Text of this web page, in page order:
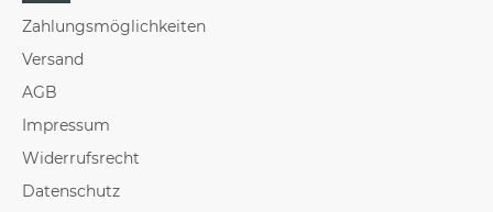
Zahlungsmöglichkeiten
Versand
AGB
Impressum
Widerrufsrecht
Datenschutz